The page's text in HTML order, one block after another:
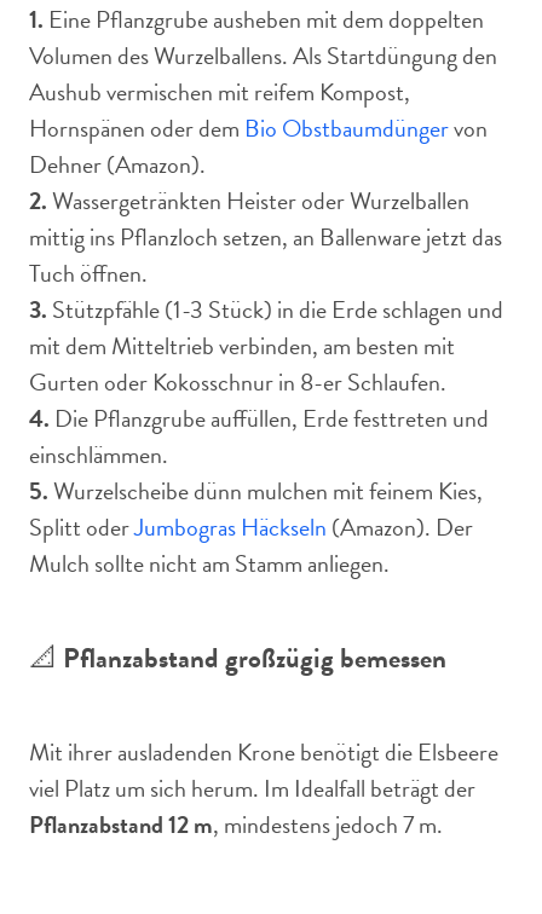
1. Eine Pflanzgrube ausheben mit dem doppelten
Volumen des Wurzelballens. Als Startdüngung den
Aushub vermischen mit reifem Kompost,
Hornspänen oder dem Bio Obstbaumdüngervon
Dehner (Amazon).
2.Wassergetränkten Heister oder Wurzelballen
mittig ins Pflanzloch setzen, an Ballenware jetzt das
Tuch öffnen.
3. Stützpfähle (1-3 Stück) in die Erde schlagen und
mit dem Mitteltrieb verbinden, am besten mit
Gurten oder Kokosschnur in 8-er Schlaufen.
4. Die Pflanzgrube auffüllen, Erde festtreten und
einschlämmen.
5.Wurzelscheibe dünn mulchen mit feinem Kies,
Splitt oderJumbogras Häckseln (Amazon). Der
Mulch sollte nicht am Stamm anliegen.
📐 Pflanzabstand großzügig bemessen
Mit ihrer ausladenden Krone benötigt die Elsbeere
viel Platz um sich herum. Im Idealfall beträgt der
Pflanzabstand 12 m, mindestens jedoch 7 m.